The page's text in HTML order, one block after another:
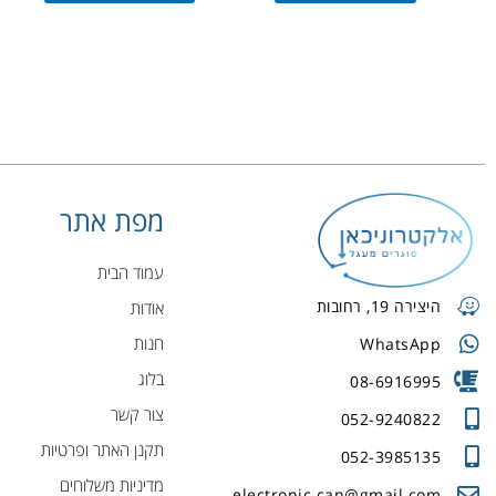
היצירה 19, רחובות
WhatsApp
08-6916995
052-9240822
052-3985135
מפת אתר
עמוד הבית
אודות
חנות
בלוג
צור קשר
תקנן האתר ופרטיות
מדיניות משלוחים